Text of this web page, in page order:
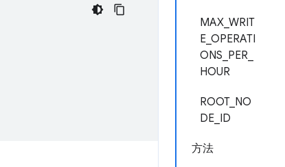
MAX_WRIT
E_OPERATI
ONS_PER_
HOUR
ROOT_NO
DE_ID
方法